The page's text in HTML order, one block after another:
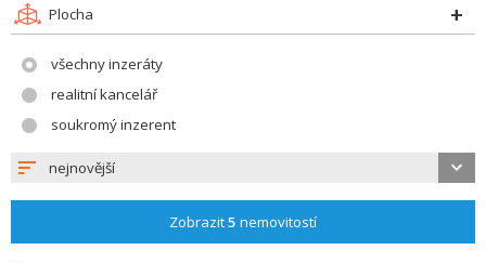
Plocha
všechny inzeráty
realitní kancelář
soukromý inzerent
nejnovější
Zobrazit5 nemovitostí